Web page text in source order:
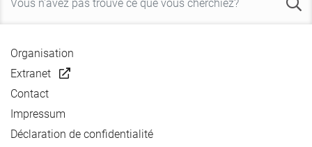
Organisation
Extranet
Contact
Impressum
Déclaration de confidentialité